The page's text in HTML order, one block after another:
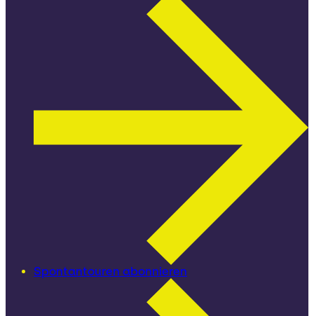
Spontantouren abonnieren